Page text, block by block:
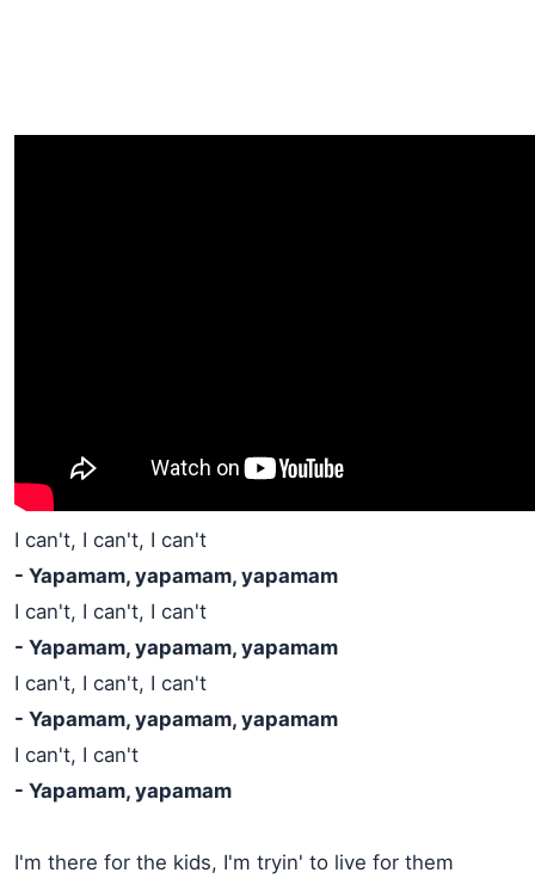
I can't, I can't, I can't
- Yapamam, yapamam, yapamam
I can't, I can't, I can't
- Yapamam, yapamam, yapamam
I can't, I can't, I can't
- Yapamam, yapamam, yapamam
I can't, I can't
- Yapamam, yapamam
I'm there for the kids, I'm tryin' to live for them